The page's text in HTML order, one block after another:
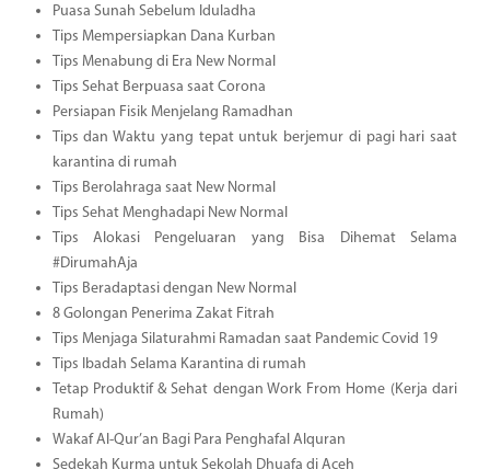
Puasa Sunah Sebelum Iduladha
Tips Mempersiapkan Dana Kurban
Tips Menabung di Era New Normal
Tips Sehat Berpuasa saat Corona
Persiapan Fisik Menjelang Ramadhan
Tips dan Waktu yang tepat untuk berjemur di pagi hari saat
karantina di rumah
Tips Berolahraga saat New Normal
Tips Sehat Menghadapi New Normal
Tips Alokasi Pengeluaran yang Bisa Dihemat Selama
#DirumahAja
Tips Beradaptasi dengan New Normal
8 Golongan Penerima Zakat Fitrah
Tips Menjaga Silaturahmi Ramadan saat Pandemic Covid 19
Tips Ibadah Selama Karantina di rumah
Tetap Produktif & Sehat dengan Work From Home (Kerja dari
Rumah)
Wakaf Al-Qur’an Bagi Para Penghafal Alquran
Sedekah Kurma untuk Sekolah Dhuafa di Aceh